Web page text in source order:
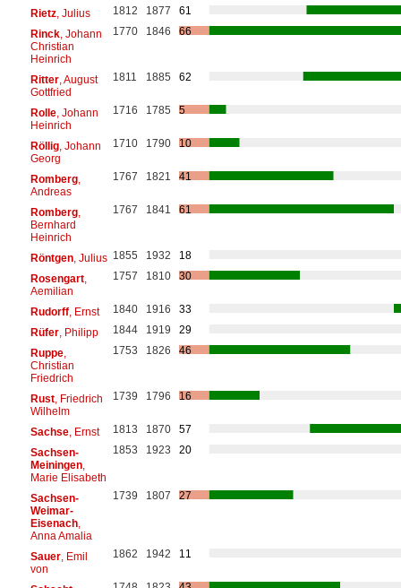
Rietz, Julius 1812 1877
61
Rinck, Johann
Christian
Heinrich
1770 1846 66
Ritter, August
Gottfried
1811 1885 62
Rolle, Johann
Heinrich
1716 1785 5
Röllig, Johann
Georg
1710 1790 10
Romberg,
Andreas
1767 1821 41
Romberg,
Bernhard
Heinrich
1767 1841 61
Röntgen, Julius 1855 1932
18
Rosengart,
Aemilian
1757 1810 30
Rudorff, Ernst 1840 1916
33
Rüfer, Philipp 1844 1919
29
Ruppe,
Christian
Friedrich
1753 1826 46
Rust, Friedrich
Wilhelm
1739 1796 16
Sachse, Ernst 1813 1870
57
Sachsen-
Meiningen,
Marie Elisabeth
1853 1923 20
Sachsen-
Weimar-
Eisenach,
Anna Amalia
1739 1807 27
Sauer, Emil
von
1862 1942 11